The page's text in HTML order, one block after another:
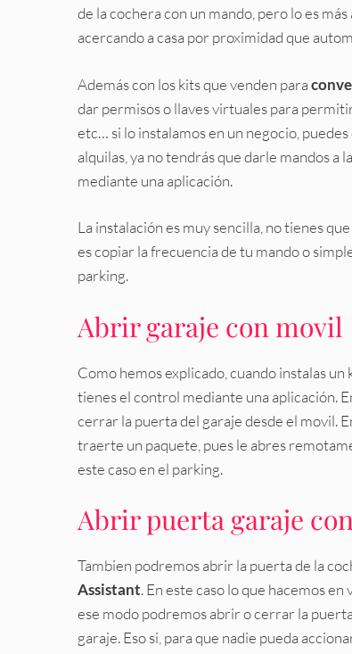
de la cochera con un mando, pero lo es
acercando a casa por proximidad que
Además con los kits que venden para
dar permisos o llaves virtuales para
etc… si lo instalamos en un negocio,
alquilas, ya no tendrás que darle mandos
mediante una aplicación.
La instalación es muy sencilla, no tienes
es copiar la frecuencia de tu mando o
parking.
Abrir garaje con movil
Como hemos explicado, cuando instalas
tienes el control mediante una aplicación.
cerrar la puerta del garaje desde el movil.
traerte un paquete, pues le abres
este caso en el parking.
Abrir puerta garaje
Tambien podremos abrir la puerta de la
Assistant. En este caso lo que hacemos
ese modo podremos abrir o cerrar la
garaje. Eso si, para que nadie pueda